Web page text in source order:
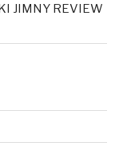
JIMNY REVIEW